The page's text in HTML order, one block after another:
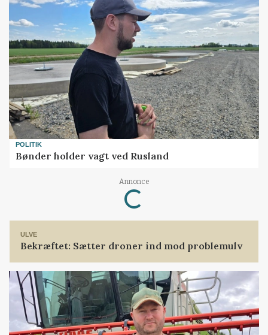
POLITIK
Bønder holder vagt ved Rusland
Annonce
Loading...
ULVE
Bekræftet: Sætter droner ind mod problemulv